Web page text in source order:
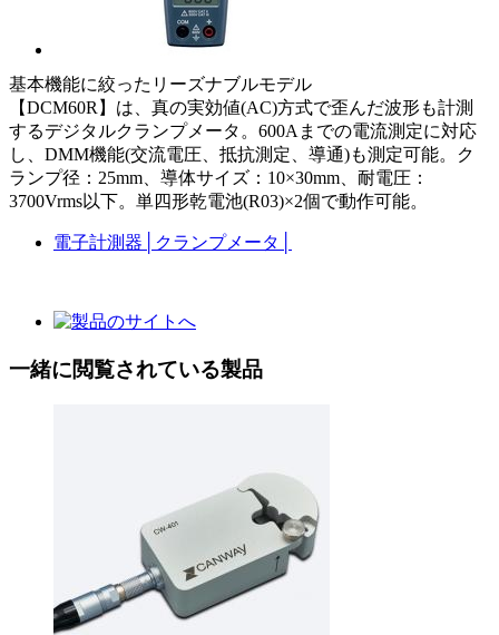
基本機能に絞ったリーズナブルモデル
【DCM60R】は、真の実効値(AC)方式で歪んだ波形も計測
するデジタルクランプメータ。600Aまでの電流測定に対応
し、DMM機能(交流電圧、抵抗測定、導通)も測定可能。ク
ランプ径：25mm、導体サイズ：10×30mm、耐電圧：
3700Vrms以下。単四形乾電池(R03)×2個で動作可能。
電子計測器 クランプメータ
一緒に閲覧されている製品